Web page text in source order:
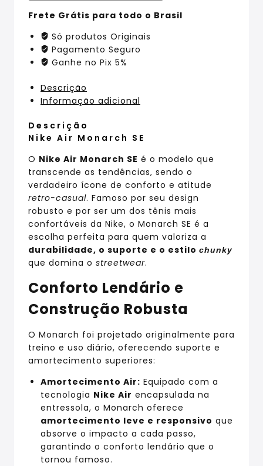
Frete Grátis para todo o Brasil
Só produtos Originais
Pagamento Seguro
Ganhe no Pix 5%
Descrição
Informação adicional
Descrição
Nike Air Monarch SE
O Nike Air Monarch SE é o modelo que
transcende as tendências, sendo o
verdadeiro ícone de conforto e atitude
retro-casual. Famoso por seu design
robusto e por ser um dos tênis mais
confortáveis da Nike, o Monarch SE é a
escolha perfeita para quem valoriza a
durabilidade, o suporte e o estilo chunky
que domina o streetwear.
Conforto Lendário e
Construção Robusta
O Monarch foi projetado originalmente para
treino e uso diário, oferecendo suporte e
amortecimento superiores:
Amortecimento Air: Equipado com a
tecnologia Nike Air encapsulada na
entressola, o Monarch oferece
amortecimento leve e responsivo que
absorve o impacto a cada passo,
garantindo o conforto lendário que o
tornou famoso.